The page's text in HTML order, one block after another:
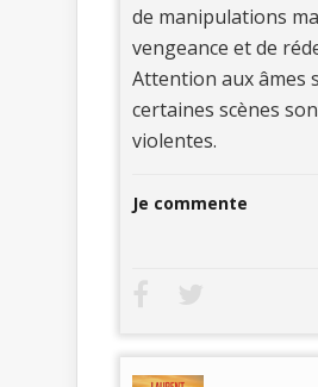
de manipulations
vengeance et de
Attention aux âmes
certaines scènes
violentes.
Je commente